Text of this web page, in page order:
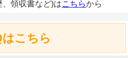
領収書など)はこちらから
はこちら